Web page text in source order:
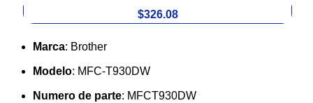
$326.08
Marca: Brother
Modelo: MFC-T930DW
Numero de parte: MFCT930DW